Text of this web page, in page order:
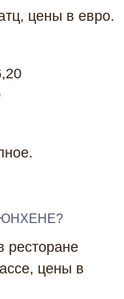
цены в евро.
ресторане
цены в